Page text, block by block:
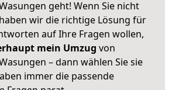
geht! Wenn Sie nicht
wir die richtige Lösung für
auf Ihre Fragen wollen,
mein Umzug von
– dann wählen Sie sie
immer die passende